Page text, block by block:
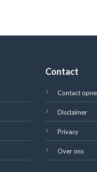
Contact
Contact
Disclaimer
Privacy
Over ons